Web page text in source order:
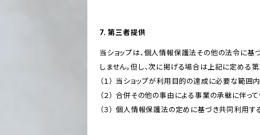
7. 第三者提供
当ショップは、個人情報保護法その他の法令に
しません。但し、次に掲げる場合は上記に定める
（１） 当ショップが利用目的の達成に必要な範
（２） 合併その他の事由による事業の承継に伴
（３） 個人情報保護法の定めに基づき共同利用す